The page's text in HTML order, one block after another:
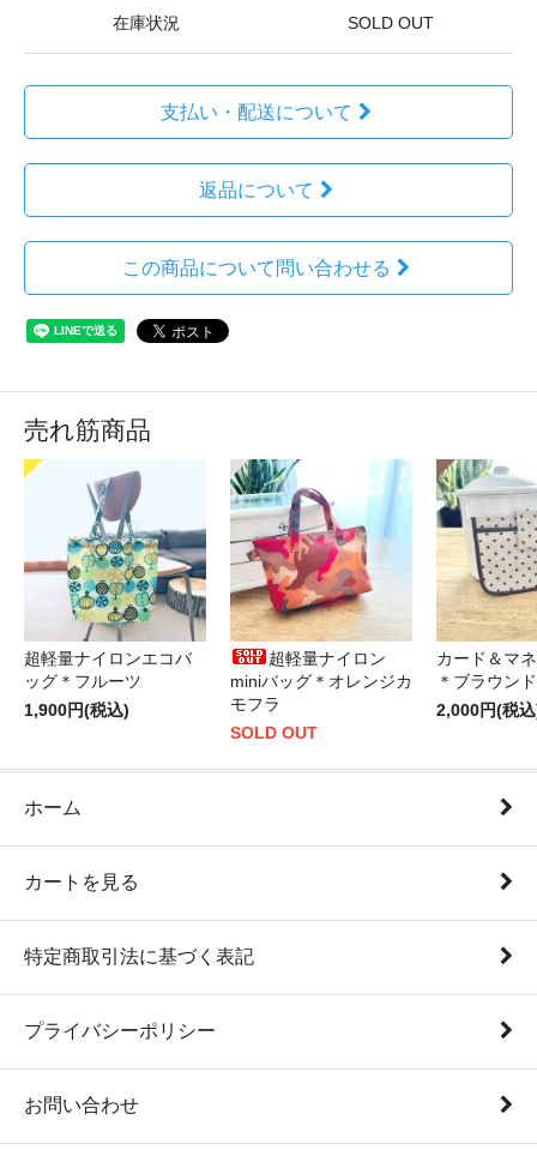
在庫状況 SOLD OUT
支払い・配送について
返品について
この商品について問い合わせる
売れ筋商品
超軽量ナイロンエコバ
ッグ＊フルーツ
1,900円(税込)
超軽量ナイロン
miniバッグ＊オレンジカ
モフラ
SOLD OUT
カード＆マ
＊ブラウン
2,000円(税
ホーム
カートを見る
特定商取引法に基づく表記
プライバシーポリシー
お問い合わせ